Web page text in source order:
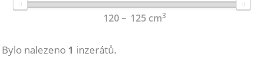
120 125 cm3
Bylo nalezeno 1 inzerátů.